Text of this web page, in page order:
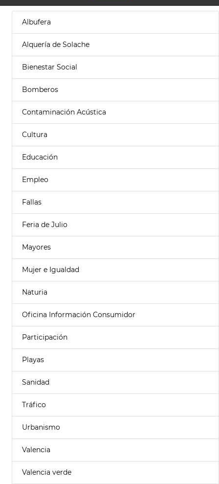
Albufera
Alquería de Solache
Bienestar Social
Bomberos
Contaminación Acústica
Cultura
Educación
Empleo
Fallas
Feria de Julio
Mayores
Mujer e Igualdad
Naturia
Oficina Información Consumidor
Participación
Playas
Sanidad
Tráfico
Urbanismo
Valencia
Valencia verde